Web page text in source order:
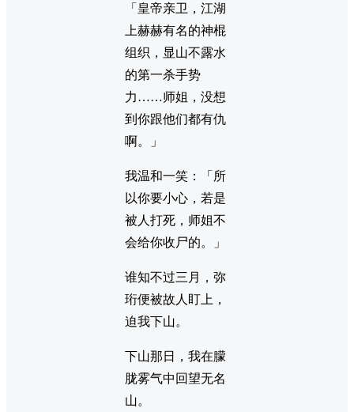
「皇帝亲卫，江湖
上赫赫有名的神棍
组织，显山不露水
的第一杀手势
力……师姐，没想
到你跟他们都有仇
啊。」
我温和一笑：「所
以你要小心，若是
被人打死，师姐不
会给你收尸的。」
谁知不过三月，弥
珩便被故人盯上，
迫我下山。
下山那日，我在朦
胧雾气中回望无名
山。